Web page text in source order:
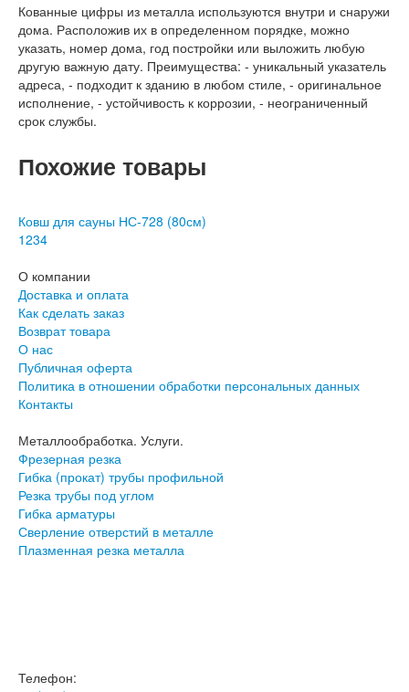
Кованные цифры из металла используются внутри и снаружи
дома. Расположив их в определенном порядке, можно
указать, номер дома, год постройки или выложить любую
другую важную дату. Преимущества: - уникальный указатель
адреса, - подходит к зданию в любом стиле, - оригинальное
исполнение, - устойчивость к коррозии, - неограниченный
срок службы.
Похожие товары
Ковш для сауны НС-728 (80см)
1234
О компании
Доставка и оплата
Как сделать заказ
Возврат товара
О нас
Публичная оферта
Политика в отношении обработки персональных данных
Контакты
Металлообработка. Услуги.
Фрезерная резка
Гибка (прокат) трубы профильной
Резка трубы под углом
Гибка арматуры
Сверление отверстий в металле
Плазменная резка металла
Телефон: